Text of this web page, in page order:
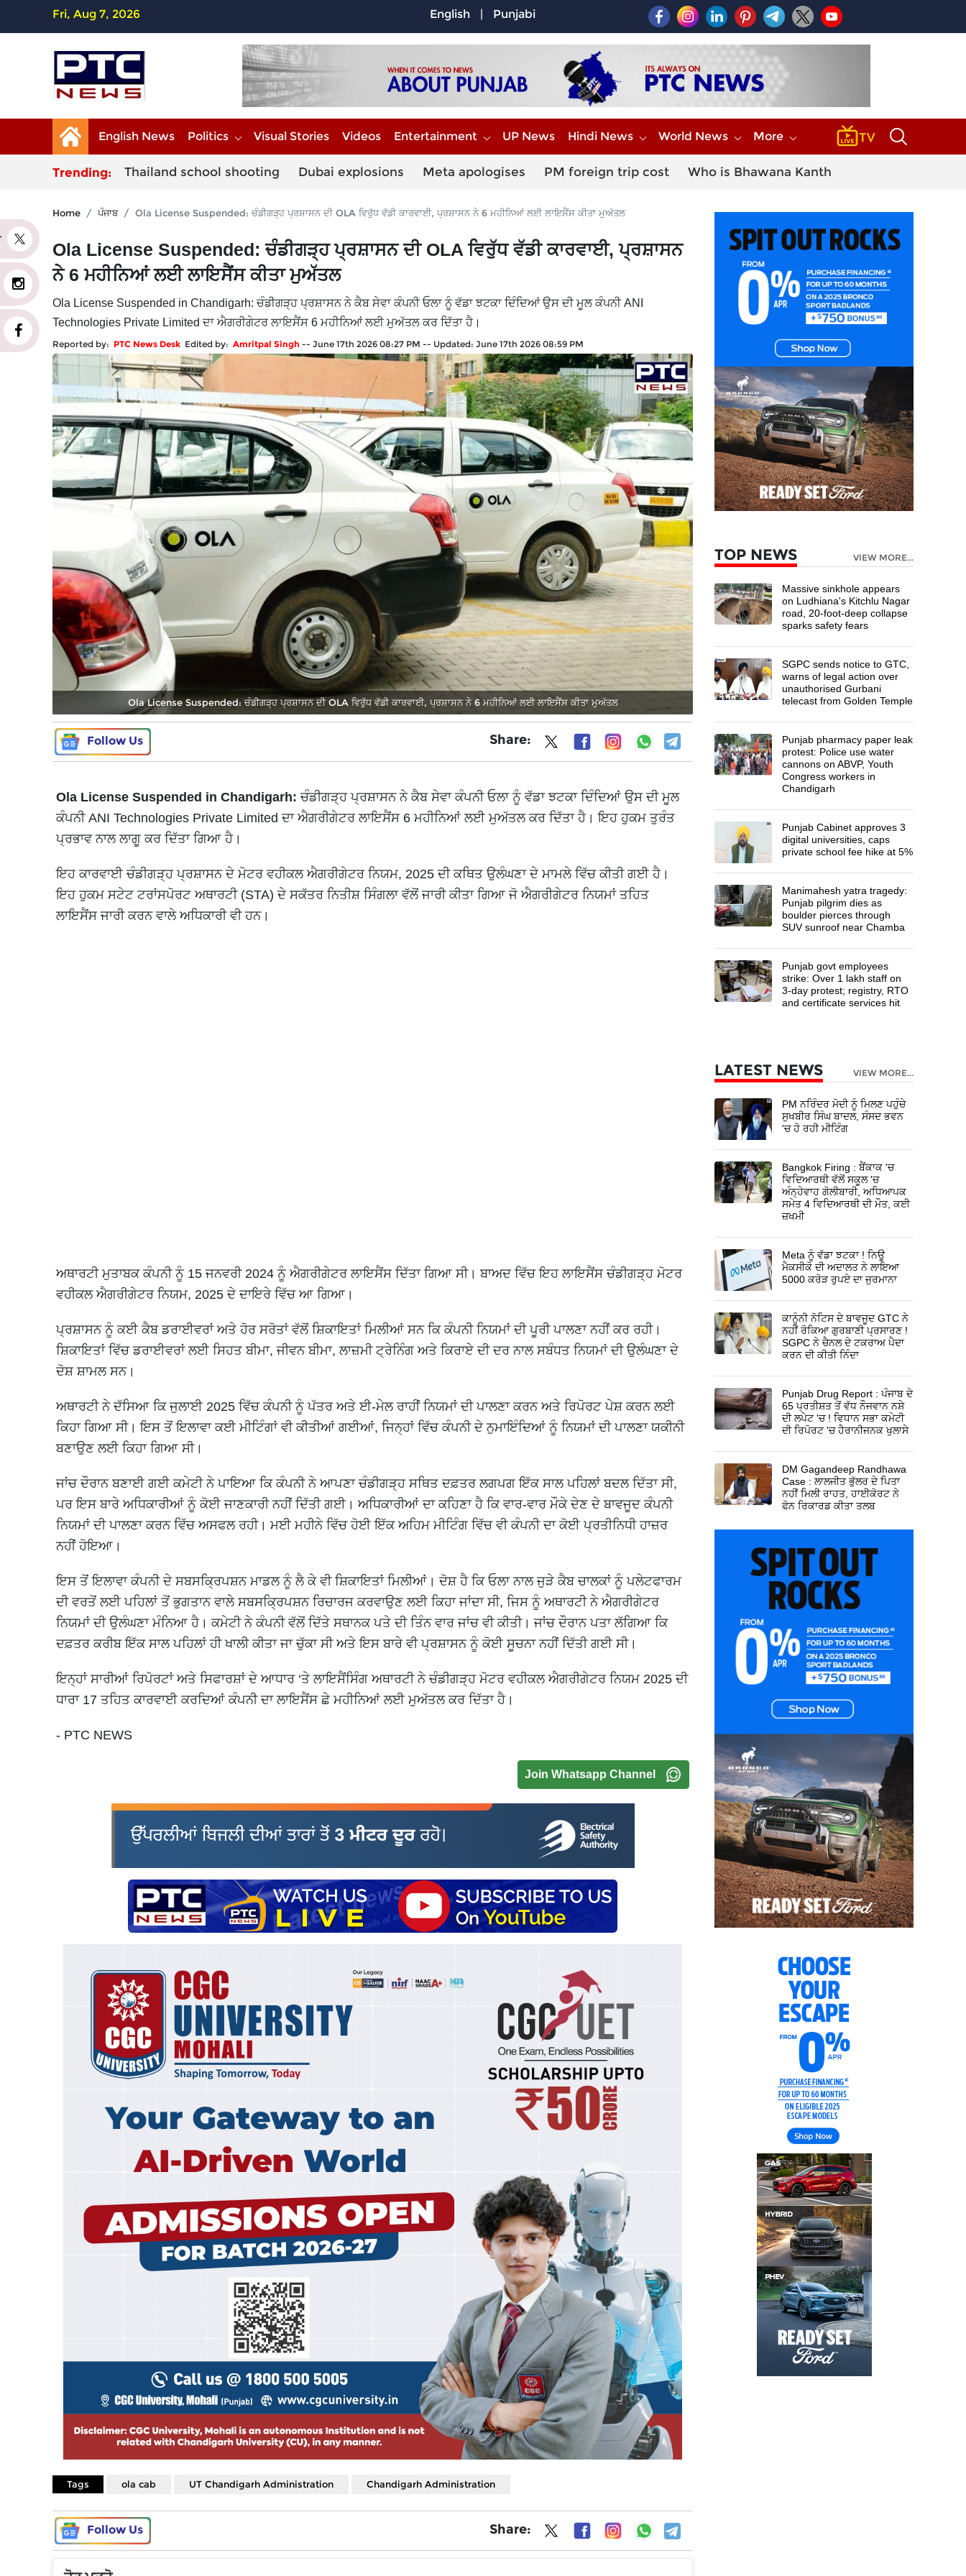
Fri, Aug 7, 2026 English | Punjabi
English News Politics Visual Stories Videos Entertainment UP News Hindi News World News More
Trending: Thailand school shooting Dubai explosions Meta apologises PM foreign trip cost Who is Bhawana Kanth
Home ਪੰਜਾਬ Ola License Suspended: ਚੰਡੀਗੜ੍ਹ ਪ੍ਰਸ਼ਾਸਨ ਦੀ OLA ਵਿਰੁੱਧ ਵੱਡੀ ਕਾਰਵਾਈ, ਪ੍ਰਸ਼ਾਸਨ ਨੇ 6 ਮਹੀਨਿਆਂ ਲਈ ਲਾਇਸੈਂਸ ਕੀਤਾ ਮੁਅੱਤਲ
Ola License Suspended: ਚੰਡੀਗੜ੍ਹ ਪ੍ਰਸ਼ਾਸਨ ਦੀ OLA ਵਿਰੁੱਧ ਵੱਡੀ ਕਾਰਵਾਈ, ਪ੍ਰਸ਼ਾਸਨ
ਨੇ 6 ਮਹੀਨਿਆਂ ਲਈ ਲਾਇਸੈਂਸ ਕੀਤਾ ਮੁਅੱਤਲ
Ola License Suspended in Chandigarh: ਚੰਡੀਗੜ੍ਹ ਪ੍ਰਸ਼ਾਸਨ ਨੇ ਕੈਬ ਸੇਵਾ ਕੰਪਨੀ ਓਲਾ ਨੂੰ ਵੱਡਾ ਝਟਕਾ ਦਿੰਦਿਆਂ ਉਸ ਦੀ ਮੂਲ ਕੰਪਨੀ ANI
Technologies Private Limited ਦਾ ਐਗਰੀਗੇਟਰ ਲਾਇਸੈਂਸ 6 ਮਹੀਨਿਆਂ ਲਈ ਮੁਅੱਤਲ ਕਰ ਦਿੱਤਾ ਹੈ।
Reported by: PTC News Desk Edited by: Amritpal Singh -- June 17th 2026 08:27 PM -- Updated: June 17th 2026 08:59 PM
Ola License Suspended: ਚੰਡੀਗੜ੍ਹ ਪ੍ਰਸ਼ਾਸਨ ਦੀ OLA ਵਿਰੁੱਧ ਵੱਡੀ ਕਾਰਵਾਈ, ਪ੍ਰਸ਼ਾਸਨ ਨੇ 6 ਮਹੀਨਿਆਂ ਲਈ ਲਾਇਸੈਂਸ ਕੀਤਾ ਮੁਅੱਤਲ
Follow Us Share:
Ola License Suspended in Chandigarh: ਚੰਡੀਗੜ੍ਹ ਪ੍ਰਸ਼ਾਸਨ ਨੇ ਕੈਬ ਸੇਵਾ ਕੰਪਨੀ ਓਲਾ ਨੂੰ ਵੱਡਾ ਝਟਕਾ ਦਿੰਦਿਆਂ ਉਸ ਦੀ ਮੂਲ
ਕੰਪਨੀ ANI Technologies Private Limited ਦਾ ਐਗਰੀਗੇਟਰ ਲਾਇਸੈਂਸ 6 ਮਹੀਨਿਆਂ ਲਈ ਮੁਅੱਤਲ ਕਰ ਦਿੱਤਾ ਹੈ। ਇਹ ਹੁਕਮ ਤੁਰੰਤ
ਪ੍ਰਭਾਵ ਨਾਲ ਲਾਗੂ ਕਰ ਦਿੱਤਾ ਗਿਆ ਹੈ।
ਇਹ ਕਾਰਵਾਈ ਚੰਡੀਗੜ੍ਹ ਪ੍ਰਸ਼ਾਸਨ ਦੇ ਮੋਟਰ ਵਹੀਕਲ ਐਗਰੀਗੇਟਰ ਨਿਯਮ, 2025 ਦੀ ਕਥਿਤ ਉਲੰਘਣਾ ਦੇ ਮਾਮਲੇ ਵਿੱਚ ਕੀਤੀ ਗਈ ਹੈ।
ਇਹ ਹੁਕਮ ਸਟੇਟ ਟਰਾਂਸਪੋਰਟ ਅਥਾਰਟੀ (STA) ਦੇ ਸਕੱਤਰ ਨਿਤੀਸ਼ ਸਿੰਗਲਾ ਵੱਲੋਂ ਜਾਰੀ ਕੀਤਾ ਗਿਆ ਜੋ ਐਗਰੀਗੇਟਰ ਨਿਯਮਾਂ ਤਹਿਤ
ਲਾਇਸੈਂਸ ਜਾਰੀ ਕਰਨ ਵਾਲੇ ਅਧਿਕਾਰੀ ਵੀ ਹਨ।
ਅਥਾਰਟੀ ਮੁਤਾਬਕ ਕੰਪਨੀ ਨੂੰ 15 ਜਨਵਰੀ 2024 ਨੂੰ ਐਗਰੀਗੇਟਰ ਲਾਇਸੈਂਸ ਦਿੱਤਾ ਗਿਆ ਸੀ। ਬਾਅਦ ਵਿੱਚ ਇਹ ਲਾਇਸੈਂਸ ਚੰਡੀਗੜ੍ਹ ਮੋਟਰ
ਵਹੀਕਲ ਐਗਰੀਗੇਟਰ ਨਿਯਮ, 2025 ਦੇ ਦਾਇਰੇ ਵਿੱਚ ਆ ਗਿਆ।
ਪ੍ਰਸ਼ਾਸਨ ਨੂੰ ਕਈ ਕੈਬ ਡਰਾਈਵਰਾਂ ਅਤੇ ਹੋਰ ਸਰੋਤਾਂ ਵੱਲੋਂ ਸ਼ਿਕਾਇਤਾਂ ਮਿਲੀਆਂ ਸਨ ਕਿ ਕੰਪਨੀ ਨਿਯਮਾਂ ਦੀ ਪੂਰੀ ਪਾਲਣਾ ਨਹੀਂ ਕਰ ਰਹੀ।
ਸ਼ਿਕਾਇਤਾਂ ਵਿੱਚ ਡਰਾਈਵਰਾਂ ਲਈ ਸਿਹਤ ਬੀਮਾ, ਜੀਵਨ ਬੀਮਾ, ਲਾਜ਼ਮੀ ਟ੍ਰੇਨਿੰਗ ਅਤੇ ਕਿਰਾਏ ਦੀ ਦਰ ਨਾਲ ਸਬੰਧਤ ਨਿਯਮਾਂ ਦੀ ਉਲੰਘਣਾ ਦੇ
ਦੋਸ਼ ਸ਼ਾਮਲ ਸਨ।
ਅਥਾਰਟੀ ਨੇ ਦੱਸਿਆ ਕਿ ਜੁਲਾਈ 2025 ਵਿੱਚ ਕੰਪਨੀ ਨੂੰ ਪੱਤਰ ਅਤੇ ਈ-ਮੇਲ ਰਾਹੀਂ ਨਿਯਮਾਂ ਦੀ ਪਾਲਣਾ ਕਰਨ ਅਤੇ ਰਿਪੋਰਟ ਪੇਸ਼ ਕਰਨ ਲਈ
ਕਿਹਾ ਗਿਆ ਸੀ। ਇਸ ਤੋਂ ਇਲਾਵਾ ਕਈ ਮੀਟਿੰਗਾਂ ਵੀ ਕੀਤੀਆਂ ਗਈਆਂ, ਜਿਨ੍ਹਾਂ ਵਿੱਚ ਕੰਪਨੀ ਦੇ ਨੁਮਾਇੰਦਿਆਂ ਨੂੰ ਨਿਯਮਾਂ ਦੀ ਪਾਲਣਾ ਯਕੀਨੀ
ਬਣਾਉਣ ਲਈ ਕਿਹਾ ਗਿਆ ਸੀ।
ਜਾਂਚ ਦੌਰਾਨ ਬਣਾਈ ਗਈ ਕਮੇਟੀ ਨੇ ਪਾਇਆ ਕਿ ਕੰਪਨੀ ਨੇ ਆਪਣਾ ਚੰਡੀਗੜ੍ਹ ਸਥਿਤ ਦਫ਼ਤਰ ਲਗਪਗ ਇੱਕ ਸਾਲ ਪਹਿਲਾਂ ਬਦਲ ਦਿੱਤਾ ਸੀ,
ਪਰ ਇਸ ਬਾਰੇ ਅਧਿਕਾਰੀਆਂ ਨੂੰ ਕੋਈ ਜਾਣਕਾਰੀ ਨਹੀਂ ਦਿੱਤੀ ਗਈ। ਅਧਿਕਾਰੀਆਂ ਦਾ ਕਹਿਣਾ ਹੈ ਕਿ ਵਾਰ-ਵਾਰ ਮੌਕੇ ਦੇਣ ਦੇ ਬਾਵਜੂਦ ਕੰਪਨੀ
ਨਿਯਮਾਂ ਦੀ ਪਾਲਣਾ ਕਰਨ ਵਿੱਚ ਅਸਫਲ ਰਹੀ। ਮਈ ਮਹੀਨੇ ਵਿੱਚ ਹੋਈ ਇੱਕ ਅਹਿਮ ਮੀਟਿੰਗ ਵਿੱਚ ਵੀ ਕੰਪਨੀ ਦਾ ਕੋਈ ਪ੍ਰਤੀਨਿਧੀ ਹਾਜ਼ਰ
ਨਹੀਂ ਹੋਇਆ।
ਇਸ ਤੋਂ ਇਲਾਵਾ ਕੰਪਨੀ ਦੇ ਸਬਸਕ੍ਰਿਪਸ਼ਨ ਮਾਡਲ ਨੂੰ ਲੈ ਕੇ ਵੀ ਸ਼ਿਕਾਇਤਾਂ ਮਿਲੀਆਂ। ਦੋਸ਼ ਹੈ ਕਿ ਓਲਾ ਨਾਲ ਜੁੜੇ ਕੈਬ ਚਾਲਕਾਂ ਨੂੰ ਪਲੇਟਫਾਰਮ
ਦੀ ਵਰਤੋਂ ਲਈ ਪਹਿਲਾਂ ਤੋਂ ਭੁਗਤਾਨ ਵਾਲੇ ਸਬਸਕ੍ਰਿਪਸ਼ਨ ਰਿਚਾਰਜ ਕਰਵਾਉਣ ਲਈ ਕਿਹਾ ਜਾਂਦਾ ਸੀ, ਜਿਸ ਨੂੰ ਅਥਾਰਟੀ ਨੇ ਐਗਰੀਗੇਟਰ
ਨਿਯਮਾਂ ਦੀ ਉਲੰਘਣਾ ਮੰਨਿਆ ਹੈ। ਕਮੇਟੀ ਨੇ ਕੰਪਨੀ ਵੱਲੋਂ ਦਿੱਤੇ ਸਥਾਨਕ ਪਤੇ ਦੀ ਤਿੰਨ ਵਾਰ ਜਾਂਚ ਵੀ ਕੀਤੀ। ਜਾਂਚ ਦੌਰਾਨ ਪਤਾ ਲੱਗਿਆ ਕਿ
ਦਫ਼ਤਰ ਕਰੀਬ ਇੱਕ ਸਾਲ ਪਹਿਲਾਂ ਹੀ ਖਾਲੀ ਕੀਤਾ ਜਾ ਚੁੱਕਾ ਸੀ ਅਤੇ ਇਸ ਬਾਰੇ ਵੀ ਪ੍ਰਸ਼ਾਸਨ ਨੂੰ ਕੋਈ ਸੂਚਨਾ ਨਹੀਂ ਦਿੱਤੀ ਗਈ ਸੀ।
ਇਨ੍ਹਾਂ ਸਾਰੀਆਂ ਰਿਪੋਰਟਾਂ ਅਤੇ ਸਿਫਾਰਸ਼ਾਂ ਦੇ ਆਧਾਰ ‘ਤੇ ਲਾਇਸੈਂਸਿੰਗ ਅਥਾਰਟੀ ਨੇ ਚੰਡੀਗੜ੍ਹ ਮੋਟਰ ਵਹੀਕਲ ਐਗਰੀਗੇਟਰ ਨਿਯਮ 2025 ਦੀ
ਧਾਰਾ 17 ਤਹਿਤ ਕਾਰਵਾਈ ਕਰਦਿਆਂ ਕੰਪਨੀ ਦਾ ਲਾਇਸੈਂਸ ਛੇ ਮਹੀਨਿਆਂ ਲਈ ਮੁਅੱਤਲ ਕਰ ਦਿੱਤਾ ਹੈ।
- PTC NEWS
Join Whatsapp Channel
Tags ola cab UT Chandigarh Administration Chandigarh Administration
Follow Us Share:
TOP NEWS VIEW MORE...
Massive sinkhole appears
on Ludhiana's Kitchlu Nagar
road, 20-foot-deep collapse
sparks safety fears
SGPC sends notice to GTC,
warns of legal action over
unauthorised Gurbani
telecast from Golden Temple
Punjab pharmacy paper leak
protest: Police use water
cannons on ABVP, Youth
Congress workers in
Chandigarh
Punjab Cabinet approves 3
digital universities, caps
private school fee hike at 5%
Manimahesh yatra tragedy:
Punjab pilgrim dies as
boulder pierces through
SUV sunroof near Chamba
Punjab govt employees
strike: Over 1 lakh staff on
3-day protest; registry, RTO
and certificate services hit
LATEST NEWS VIEW MORE...
PM ਨਰਿੰਦਰ ਮੋਦੀ ਨੂੰ ਮਿਲਣ ਪਹੁੰਚੇ
ਸੁਖਬੀਰ ਸਿੰਘ ਬਾਦਲ, ਸੰਸਦ ਭਵਨ
'ਚ ਹੋ ਰਹੀ ਮੀਟਿੰਗ
Bangkok Firing : ਬੈਂਕਾਕ 'ਚ
ਵਿਦਿਆਰਥੀ ਵੱਲੋਂ ਸਕੂਲ 'ਚ
ਅੰਨ੍ਹੇਵਾਹ ਗੋਲੀਬਾਰੀ, ਅਧਿਆਪਕ
ਸਮੇਤ 4 ਵਿਦਿਆਰਥੀ ਦੀ ਮੌਤ, ਕਈ
ਜ਼ਖਮੀ
Meta ਨੂੰ ਵੱਡਾ ਝਟਕਾ ! ਨਿਊ
ਮੈਕਸੀਕੋ ਦੀ ਅਦਾਲਤ ਨੇ ਲਾਇਆ
5000 ਕਰੋੜ ਰੁਪਏ ਦਾ ਜੁਰਮਾਨਾ
ਕਾਨੂੰਨੀ ਨੋਟਿਸ ਦੇ ਬਾਵਜੂਦ GTC ਨੇ
ਨਹੀਂ ਰੋਕਿਆ ਗੁਰਬਾਣੀ ਪ੍ਰਸਾਰਣ !
SGPC ਨੇ ਚੈਨਲ ਦੇ ਟਕਰਾਅ ਪੈਦਾ
ਕਰਨ ਦੀ ਕੀਤੀ ਨਿੰਦਾ
Punjab Drug Report : ਪੰਜਾਬ ਦੇ
65 ਪ੍ਰਤੀਸ਼ਤ ਤੋਂ ਵੱਧ ਨੌਜਵਾਨ ਨਸ਼ੇ
ਦੀ ਲਪੇਟ 'ਚ ! ਵਿਧਾਨ ਸਭਾ ਕਮੇਟੀ
ਦੀ ਰਿਪੋਰਟ 'ਚ ਹੈਰਾਨੀਜਨਕ ਖੁਲਾਸੇ
DM Gagandeep Randhawa
Case : ਲਾਲਜੀਤ ਭੁੱਲਰ ਦੇ ਪਿਤਾ
ਨਹੀਂ ਮਿਲੀ ਰਾਹਤ, ਹਾਈਕੋਰਟ ਨੇ
ਫੋਨ ਰਿਕਾਰਡ ਕੀਤਾ ਤਲਬ